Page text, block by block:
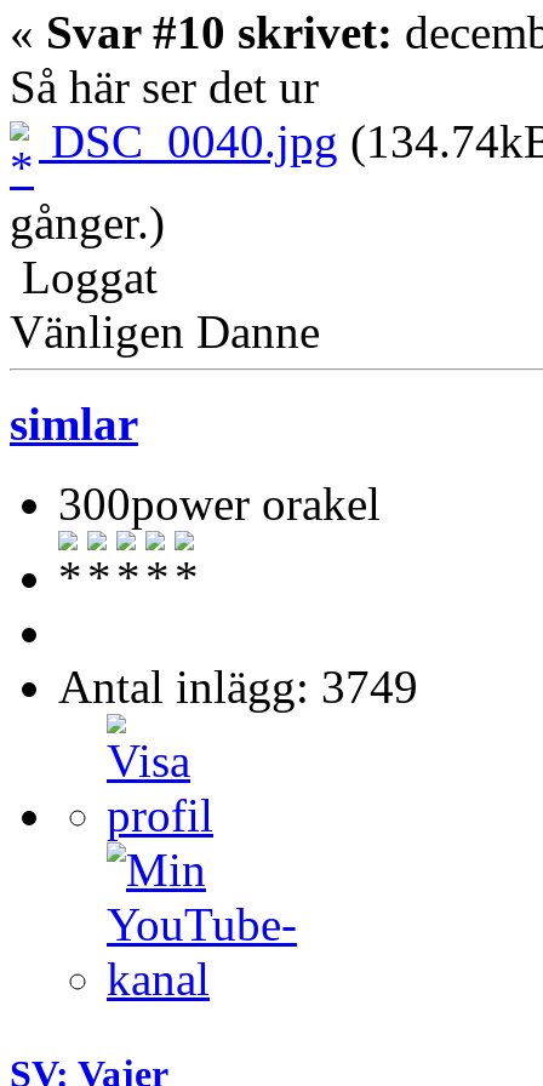
« Svar #10 skrivet:
Så här ser det ur
DSC_0040.jpg
gånger.)
Loggat
Vänligen Danne
simlar
300power orakel
Antal inlägg: 3749
SV: Vajer